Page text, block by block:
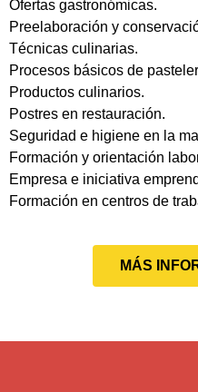
Ofertas gastronómicas.
Preelaboración y
Técnicas culinarias.
Procesos básicos de
Productos culinarios.
Postres en restauración.
Seguridad e higiene en la
Formación y orientación
Empresa e iniciativa
Formación en centros de
MÁS